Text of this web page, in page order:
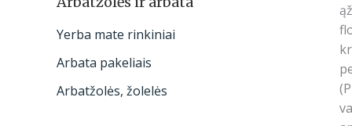
Yerba mate rinkiniai
Arbata pakeliais
Arbatžolės, žolelės